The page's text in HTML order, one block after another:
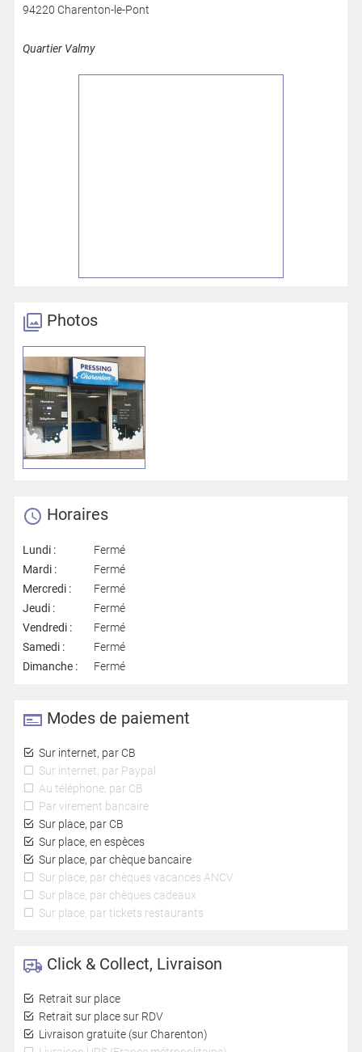
Horaires
Lundi :
Fermé
Mardi :
Fermé
Mercredi :
Fermé
Jeudi :
Fermé
Vendredi :
Fermé
Samedi :
Fermé
Dimanche :
Fermé
94220 Charenton-le-Pont
Quartier Valmy
Modes de paiement
Sur internet, par CB
Sur internet, par Paypal
Au téléphone, par CB
Par virement bancaire
Sur place, par CB
Sur place, en espèces
Sur place, par chèque bancaire
Sur place, par chèques vacances ANCV
Sur place, par chèques cadeaux
Sur place, par tickets restaurants
Photos
Click & Collect, Livraison
Retrait sur place
Retrait sur place sur RDV
Livraison gratuite (sur Charenton)